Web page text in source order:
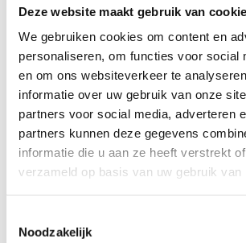
Deze website maakt gebruik van
We gebruiken cookies om content en
personaliseren, om functies voor social
en om ons websiteverkeer te
informatie over uw gebruik van onze
partners voor social media, adverteren
partners kunnen deze gegevens
informatie die u aan ze heeft verstrekt
verzameld op basis van uw gebruik van
Noodzakelijk
Anti-Robot Verification
Click to start verification
FriendlyCaptcha ⇗